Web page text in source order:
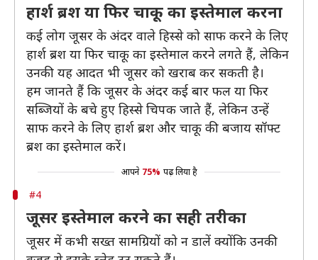
हार्श ब्रश या फिर चाकू का इस्तेमाल करना
कई लोग जूसर के अंदर वाले हिस्से को साफ करने के लिए
हार्श ब्रश या फिर चाकू का इस्तेमाल करने लगते हैं, लेकिन
उनकी यह आदत भी जूसर को खराब कर सकती है।
हम जानते हैं कि जूसर के अंदर कई बार फल या फिर
सब्जियों के बचे हुए हिस्से चिपक जाते हैं, लेकिन उन्हें
साफ करने के लिए हार्श ब्रश और चाकू की बजाय सॉफ्ट
ब्रश का इस्तेमाल करें।
आपने 75% पढ़ लिया है
#4
जूसर इस्तेमाल करने का सही तरीका
जूसर में कभी सख्त सामग्रियों को न डालें क्योंकि उनकी